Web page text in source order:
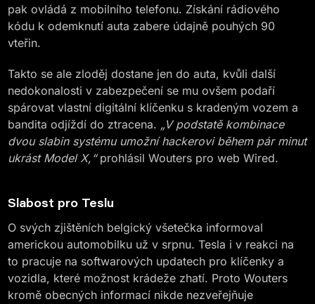
pak ovládá z mobilního telefonu. Získání rádiového
kódu k odemknutí auta zabere údajně pouhých 90
vteřin.
Takto se ale zloděj dostane jen do auta, kvůli další
nedokonalosti v zabezpečení se mu ovšem podaří
spárovat vlastní digitální klíčenku s kradeným vozem a
bandita odjíždí do ztracena. „V podstatě kombinace
dvou slabin systému umožní hackerovi během pár minut
ukrást Model X,“prohlásil Wouters pro web Wired.
Slabost pro Teslu
O svých zjištěních belgický všetečka informoval
americkou automobilku už v srpnu. Tesla i v reakci na
to pracuje na softwarových updatech pro klíčenky a
vozidla, které možnost krádeže zhatí. Proto Wouters
kromě obecných informací nikde nezveřejňuje